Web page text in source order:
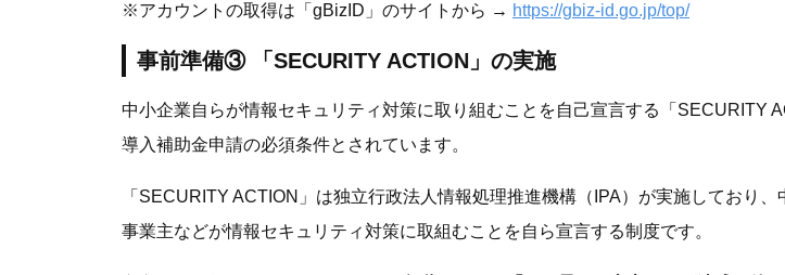
※アカウントの取得は「gBizID」のサイトから → https://gbiz-id.go.jp/top/
事前準備③ 「SECURITY ACTION」の実施
中小企業自らが情報セキュリティ対策に取り組むことを自己宣言する「SECURITY
導入補助金申請の必須条件とされています。
「SECURITY ACTION」は独立行政法人情報処理推進機構（IPA）が実施しており、
事業主などが情報セキュリティ対策に取組むことを自ら宣言する制度です。